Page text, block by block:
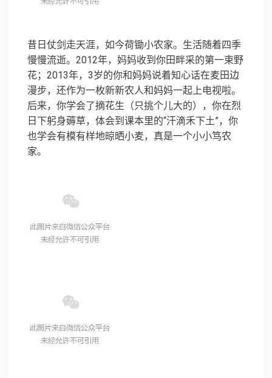
昔日仗剑走天涯，如今荷锄小农家。生活随着四季
慢慢流逝。2012年，妈妈收到你田畔采的第一束野
花；2013年，3岁的你和妈妈说着知心话在麦田边
漫步，还作为一枚新新农人和妈妈一起上电视啦。
后来，你学会了摘花生（只挑个儿大的），你在烈
日下躬身薅草，体会到课本里的“汗滴禾下土”，你
也学会有模有样地晾晒小麦，真是一个小小笃农
家。